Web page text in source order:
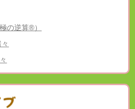
の逆算®）